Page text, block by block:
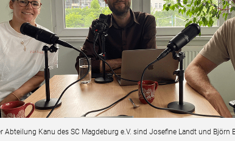
Abteilung Kanu des SC Magdeburg e.V. sind Josefine Landt und Björn